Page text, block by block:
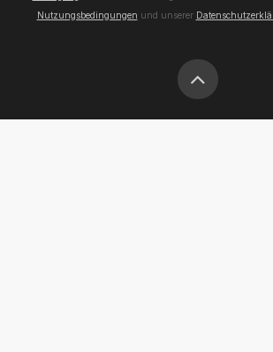
Nutzungsbedingungen und unserer